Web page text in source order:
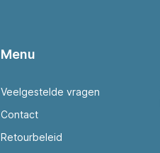
Menu
Veelgestelde vragen
Contact
Retourbeleid